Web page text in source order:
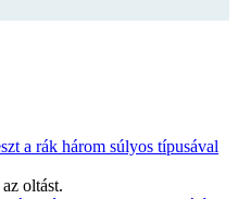
a rák három súlyos típusával
oltást.